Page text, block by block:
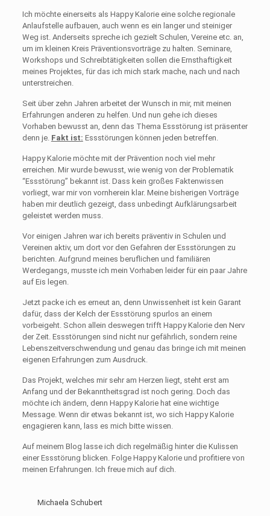
Ich möchte einerseits als Happy Kalorie eine solche regionale
Anlaufstelle aufbauen, auch wenn es ein langer und steiniger
Weg ist. Anderseits spreche ich gezielt Schulen, Vereine etc. an,
um im kleinen Kreis Präventionsvorträge zu halten. Seminare,
Workshops und Schreibtätigkeiten sollen die Ernsthaftigkeit
meines Projektes, für das ich mich stark mache, nach und nach
unterstreichen.
Seit über zehn Jahren arbeitet der Wunsch in mir, mit meinen
Erfahrungen anderen zu helfen. Und nun gehe ich dieses
Vorhaben bewusst an, denn das Thema Essstörung ist präsenter
denn je. Fakt ist: Essstörungen können jeden betreffen.
Happy Kalorie möchte mit der Prävention noch viel mehr
erreichen. Mir wurde bewusst, wie wenig von der Problematik
“Essstörung” bekannt ist. Dass kein großes Faktenwissen
vorliegt, war mir von vornherein klar. Meine bisherigen Vorträge
haben mir deutlich gezeigt, dass unbedingt Aufklärungsarbeit
geleistet werden muss.
Vor einigen Jahren war ich bereits präventiv in Schulen und
Vereinen aktiv, um dort vor den Gefahren der Essstörungen zu
berichten. Aufgrund meines beruflichen und familiären
Werdegangs, musste ich mein Vorhaben leider für ein paar Jahre
auf Eis legen.
Jetzt packe ich es erneut an, denn Unwissenheit ist kein Garant
dafür, dass der Kelch der Essstörung spurlos an einem
vorbeigeht. Schon allein deswegen trifft Happy Kalorie den Nerv
der Zeit. Essstörungen sind nicht nur gefährlich, sondern reine
Lebenszeitverschwendung und genau das bringe ich mit meinen
eigenen Erfahrungen zum Ausdruck.
Das Projekt, welches mir sehr am Herzen liegt, steht erst am
Anfang und der Bekanntheitsgrad ist noch gering. Doch das
möchte ich ändern, denn Happy Kalorie hat eine wichtige
Message. Wenn dir etwas bekannt ist, wo sich Happy Kalorie
engagieren kann, lass es mich bitte wissen.
Auf meinem Blog lasse ich dich regelmäßig hinter die Kulissen
einer Essstörung blicken. Folge Happy Kalorie und profitiere von
meinen Erfahrungen. Ich freue mich auf dich.
Michaela Schubert